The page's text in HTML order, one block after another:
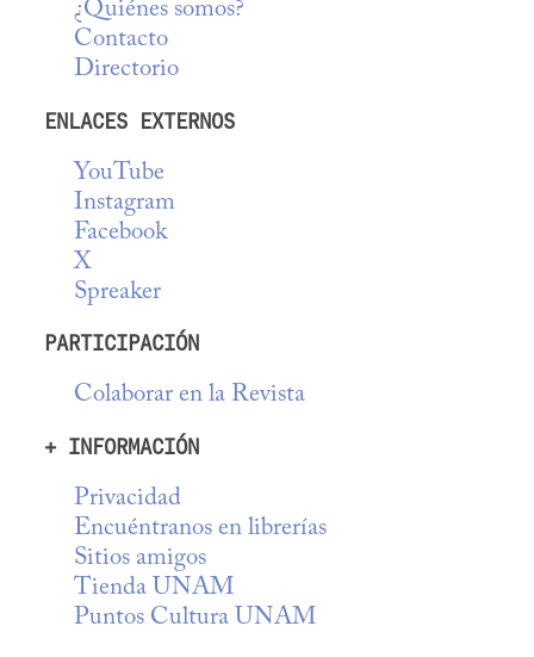
¿Quiénes somos?
Contacto
Directorio
ENLACES EXTERNOS
YouTube
Instagram
Facebook
X
Spreaker
PARTICIPACIÓN
Colaborar en la Revista
+ INFORMACIÓN
Privacidad
Encuéntranos en librerías
Sitios amigos
Tienda UNAM
Puntos Cultura UNAM